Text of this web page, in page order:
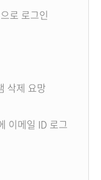
로 로그인
삭제 요망
이메일 ID 로그